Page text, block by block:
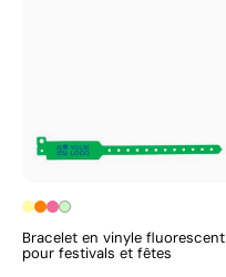
Bracelet en vinyle fluorescent
pour festivals et fêtes